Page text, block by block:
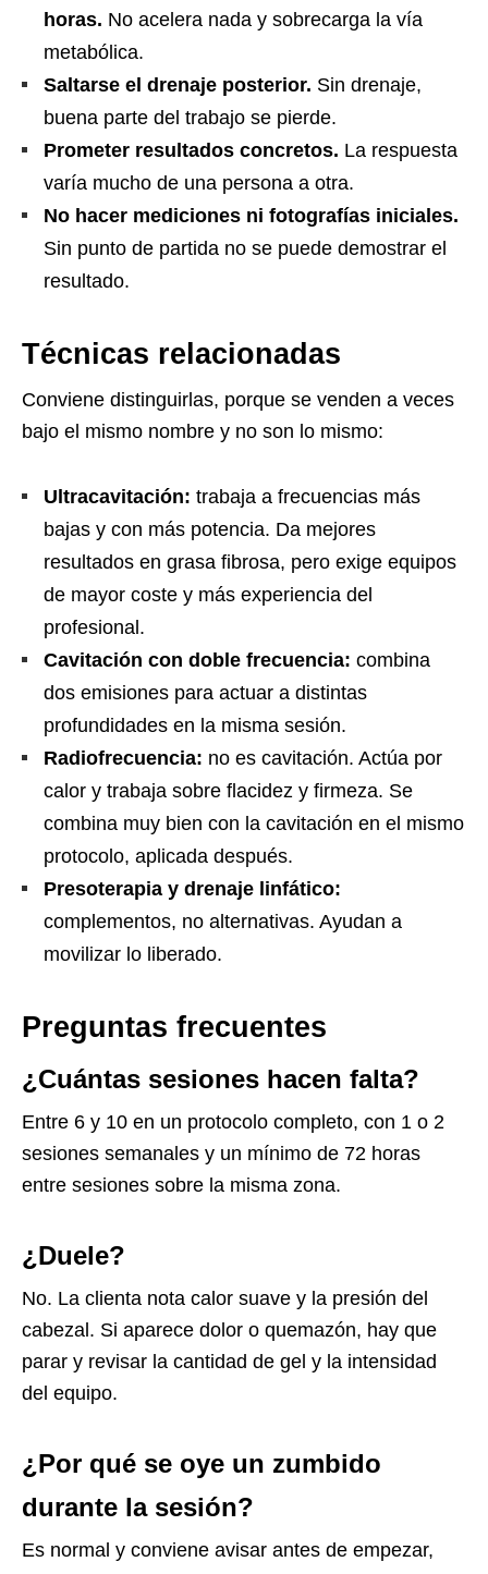
horas. No acelera nada y sobrecarga la vía
metabólica.
Saltarse el drenaje posterior. Sin drenaje,
buena parte del trabajo se pierde.
Prometer resultados concretos. La respuesta
varía mucho de una persona a otra.
No hacer mediciones ni fotografías iniciales.
Sin punto de partida no se puede demostrar el
resultado.
Técnicas relacionadas
Conviene distinguirlas, porque se venden a veces
bajo el mismo nombre y no son lo mismo:
Ultracavitación: trabaja a frecuencias más
bajas y con más potencia. Da mejores
resultados en grasa fibrosa, pero exige equipos
de mayor coste y más experiencia del
profesional.
Cavitación con doble frecuencia: combina
dos emisiones para actuar a distintas
profundidades en la misma sesión.
Radiofrecuencia: no es cavitación. Actúa por
calor y trabaja sobre flacidez y firmeza. Se
combina muy bien con la cavitación en el mismo
protocolo, aplicada después.
Presoterapia y drenaje linfático:
complementos, no alternativas. Ayudan a
movilizar lo liberado.
Preguntas frecuentes
¿Cuántas sesiones hacen falta?
Entre 6 y 10 en un protocolo completo, con 1 o 2
sesiones semanales y un mínimo de 72 horas
entre sesiones sobre la misma zona.
¿Duele?
No. La clienta nota calor suave y la presión del
cabezal. Si aparece dolor o quemazón, hay que
parar y revisar la cantidad de gel y la intensidad
del equipo.
¿Por qué se oye un zumbido
durante la sesión?
Es normal y conviene avisar antes de empezar,